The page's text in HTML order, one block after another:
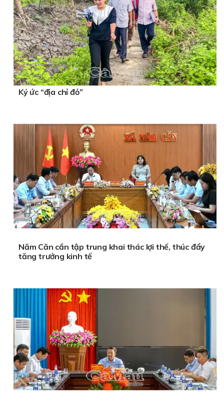
Ký ức “địa chỉ đỏ”
Năm Căn cần tập trung khai thác lợi thế, thúc đẩy
tăng trưởng kinh tế